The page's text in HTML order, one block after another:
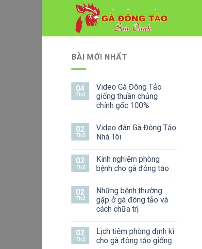
BÀI MỚI NHẤT
04
Th3
Video Gà Đông Tảo
giống thuần chủng
chính gốc 100%
02
Th2
Video đàn Gà Đông Tảo
Nhà Tôi
02
Th2
Kinh nghiệm phòng
bệnh cho gà đông tảo
02
Th2
Những bệnh thường
gặp ở gà đông tảo và
cách chữa trị
02
Th2
Lịch tiêm phòng định kì
cho gà đông tảo giống